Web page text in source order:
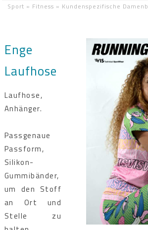
Sport » Fitness » Kundenspezifische
Enge
Laufhose
Laufhose,
Anhänger.
Passgenaue
Passform,
Silikon-
Gummibänder,
um den Stoff
an Ort und
Stelle zu